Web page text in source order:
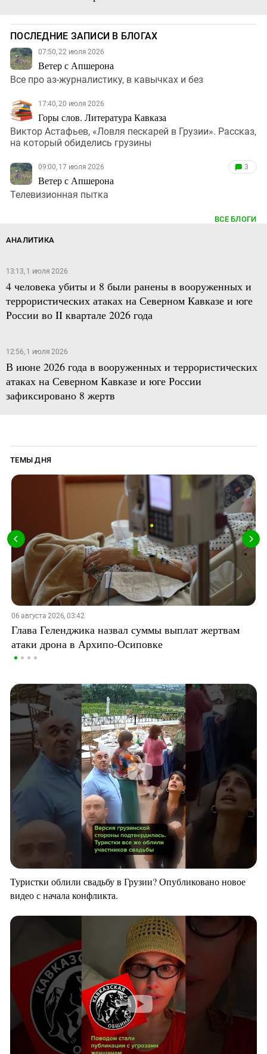
ПОСЛЕДНИЕ ЗАПИСИ В БЛОГАХ
07:50, 22 июля 2026
Ветер с Апшерона
Все про аз-журналистику, в кавычках и без
17:40, 20 июля 2026
Горы слов. Литература Кавказа
Виктор Астафьев, «Ловля пескарей в Грузии». Рассказ,
на который обиделись грузины
09:00, 17 июля 2026
Ветер с Апшерона
3
Телевизионная пытка
ВСЕ БЛОГИ
АНАЛИТИКА
13:13, 1 июля 2026
4 человека убиты и 8 были ранены в вооруженных и
террористических атаках на Северном Кавказе и юге
России во II квартале 2026 года
12:56, 1 июля 2026
В июне 2026 года в вооруженных и террористических
атаках на Северном Кавказе и юге России
зафиксировано 8 жертв
ТЕМЫ ДНЯ
06 августа 2026, 03:42
Глава Геленджика назвал суммы выплат жертвам
атаки дрона в Архипо-Осиповке
Туристки облили свадьбу в Грузии? Опубликовано новое
видео с начала конфликта.